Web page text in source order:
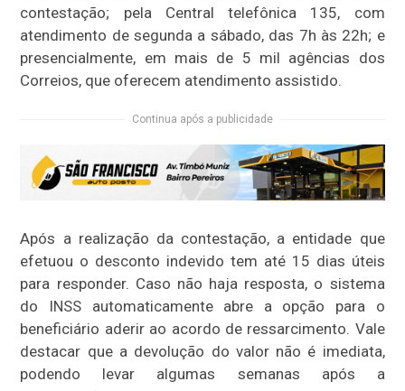
contestação; pela Central telefônica 135, com
atendimento de segunda a sábado, das 7h às 22h; e
presencialmente, em mais de 5 mil agências dos
Correios, que oferecem atendimento assistido.
Continua após a publicidade
Após a realização da contestação, a entidade que
efetuou o desconto indevido tem até 15 dias úteis
para responder. Caso não haja resposta, o sistema
do INSS automaticamente abre a opção para o
beneficiário aderir ao acordo de ressarcimento. Vale
destacar que a devolução do valor não é imediata,
podendo levar algumas semanas após a